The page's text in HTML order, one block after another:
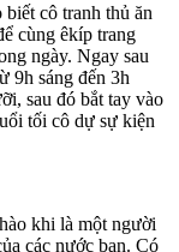
cô tranh thủ ăn
cùng êkíp trang
ngày. Ngay sau
9h sáng đến 3h
sau đó bắt tay vào
tối cô dự sự kiện
khi là một người
các nước bạn. Có